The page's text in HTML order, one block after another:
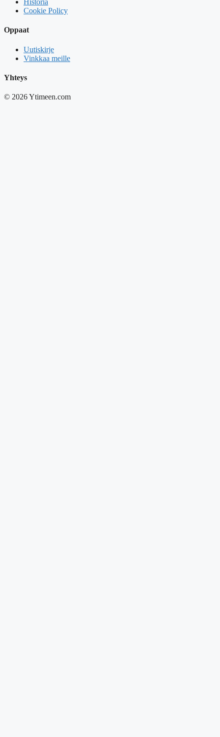
Historia
Cookie Policy
Oppaat
Uutiskirje
Vinkkaa meille
Yhteys
© 2026 Ytimeen.com